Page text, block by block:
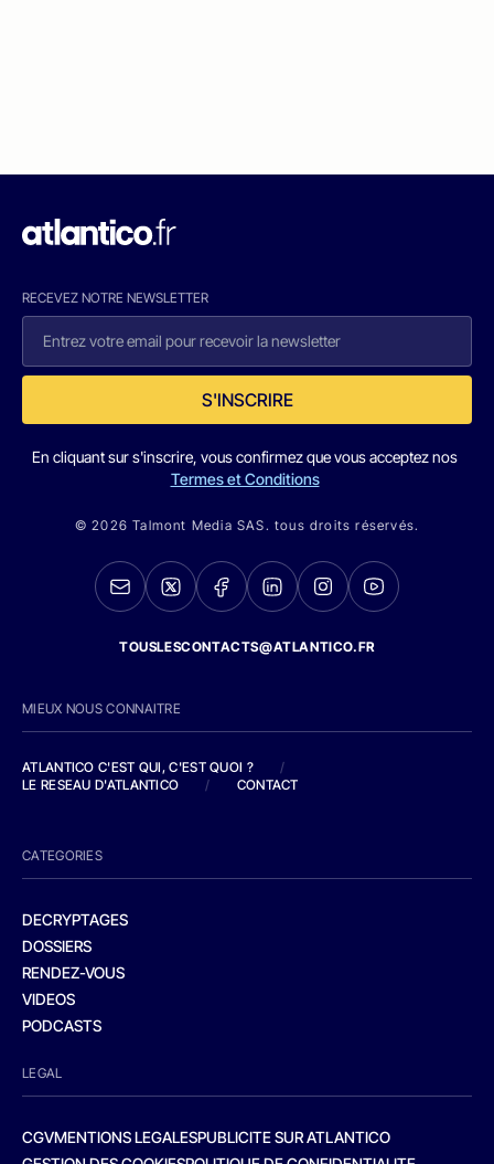
RECEVEZ NOTRE NEWSLETTER
S'INSCRIRE
En cliquant sur s'inscrire, vous confirmez que vous acceptez nos
Termes et Conditions
© 2026 Talmont Media SAS. tous droits réservés.
TOUSLESCONTACTS@ATLANTICO.FR
MIEUX NOUS CONNAITRE
ATLANTICO C'EST QUI, C'EST QUOI ?
/
LE RESEAU D'ATLANTICO
/ CONTACT
CATEGORIES
DECRYPTAGES
DOSSIERS
RENDEZ-VOUS
VIDEOS
PODCASTS
LEGAL
CGVMENTIONS LEGALESPUBLICITE SUR ATLANTICO